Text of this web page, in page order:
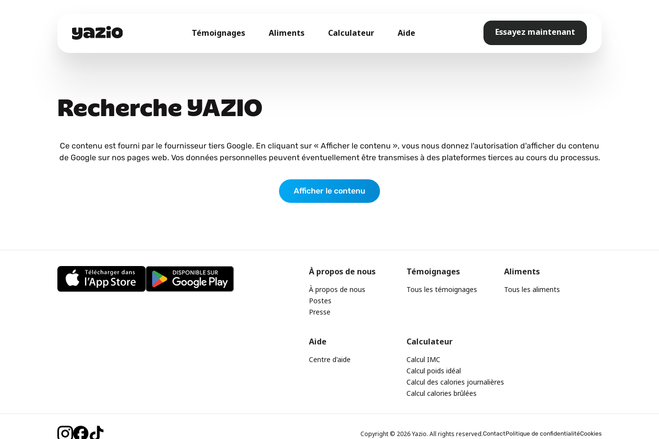
Témoignages Aliments Calculateur Aide Essayez maintenant
Recherche YAZIO
Ce contenu est fourni par le fournisseur tiers Google. En cliquant sur « Afficher le contenu », vous nous donnez l'autorisation d'afficher du contenu
de Google sur nos pages web. Vos données personnelles peuvent éventuellement être transmises à des plateformes tierces au cours du processus.
Afficher le contenu
À propos de nous
À propos de nous
Postes
Presse
Témoignages
Tous les témoignages
Aliments
Tous les aliments
Aide
Centre d'aide
Calculateur
Calcul IMC
Calcul poids idéal
Calcul des calories journalières
Calcul calories brûlées
Copyright © 2026 Yazio. All rights reserved.ContactPolitique de confidentialitéCookies